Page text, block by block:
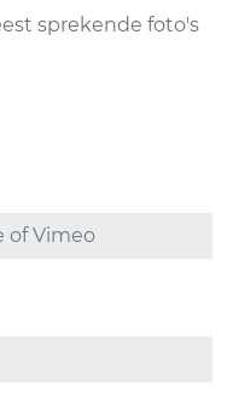
sprekende foto's